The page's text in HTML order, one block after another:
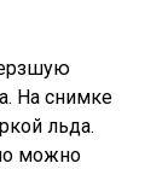
На снимке
льда.
можно